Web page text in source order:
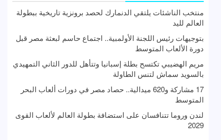
منتخب الناشئات يلتقي الدنمارك لحصد برونزية تاريخية ببطولة
العالم لليد
بتوجيهات رئيس اللجنة الأولمبية.. اجتماع حاسم لبعثة مصر قبل
دورة الألعاب المتوسط
مريم الهضيبي تكتسح بطلة إسبانيا وتتأهل للدور الثاني التمهيدي
بالسويد سماش لتنس الطاولة
17 مشاركة و620 ميدالية.. حصاد مصر في دورات ألعاب البحر
المتوسط
لندن وروما تتنافسان على استضافة بطولة العالم لألعاب القوى
2029